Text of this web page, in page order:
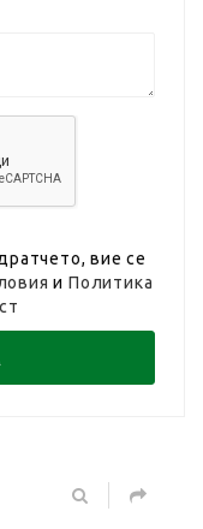
вие се
иПолитика